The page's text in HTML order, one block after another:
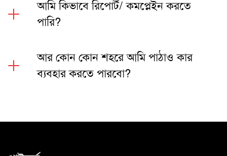
আমি কিভাবে রিপোর্ট/ কমপ্লেইন করতে
পারি?
আর কোন কোন শহরে আমি পাঠাও কার
ব্যবহার করতে পারবো?